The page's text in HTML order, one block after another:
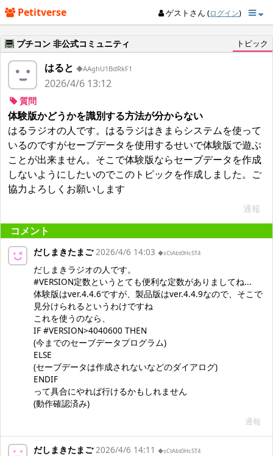
Petitverse ゲストさん (ログイン)
プチコン 非公式コミュニティ トピック
はると ◆AAghU1BdRkF1
2026/4/6 13:12
質問
体験版かどうかを識別する方法が分からない
はるラジオの人です。はるラジはきまらシステムを使って
いるのですがセーブデータを使用するせいで体験版で遊ぶ
ことが出来ません。そこで体験版ならセーブデータを作成
しないようにしたいのでこのトピックを作成しました。ご
協力よろしくお願いします
通報
コメント
だしまきたまご 2026/4/6 14:03 ◆sCtAbt0Hc5T4
だしまきラジオの人です。
#VERSION定数というとても便利な定数がありましてね...
体験版はver.4.4.6ですが、製品版はver.4.4.9なので、そこで
見分けられるというわけですね
これを使うのなら、
IF #VERSION>4040600 THEN
(今までのセーブデータプログラム)
ELSE
(セーブデータは作成されないなどのダイアログ)
ENDIF
って具合にやれば行けるかもしれません
(動作確認済み)
通報
だしまきたまご 2026/4/6 14:11 ◆sCtAbt0Hc5T4